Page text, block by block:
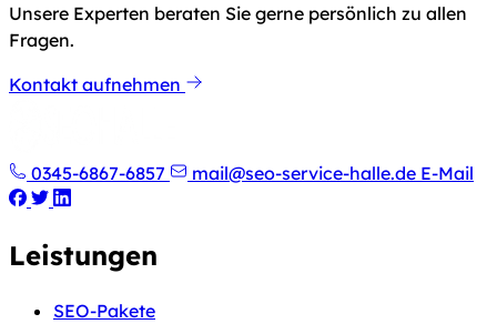
Unsere Experten beraten Sie gerne persönlich zu allen
Fragen.
Kontakt aufnehmen
0345-6867-6857 mail@seo-service-halle.de E-Mail
Leistungen
SEO-Pakete